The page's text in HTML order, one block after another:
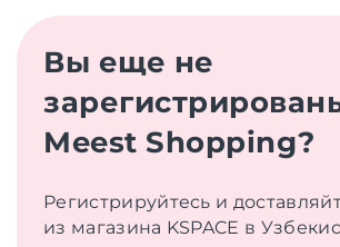
Вы еще не
Meest Shopping?
Регистрируйтесь и
из магазина KSPACE в